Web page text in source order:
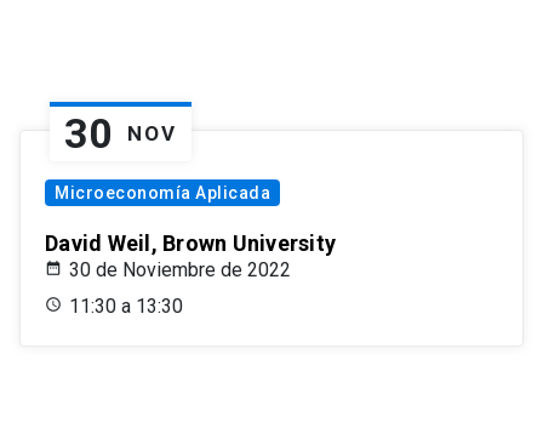
30 NOV
Microeconomía Aplicada
David Weil, Brown University
30 de Noviembre de 2022
11:30 a 13:30